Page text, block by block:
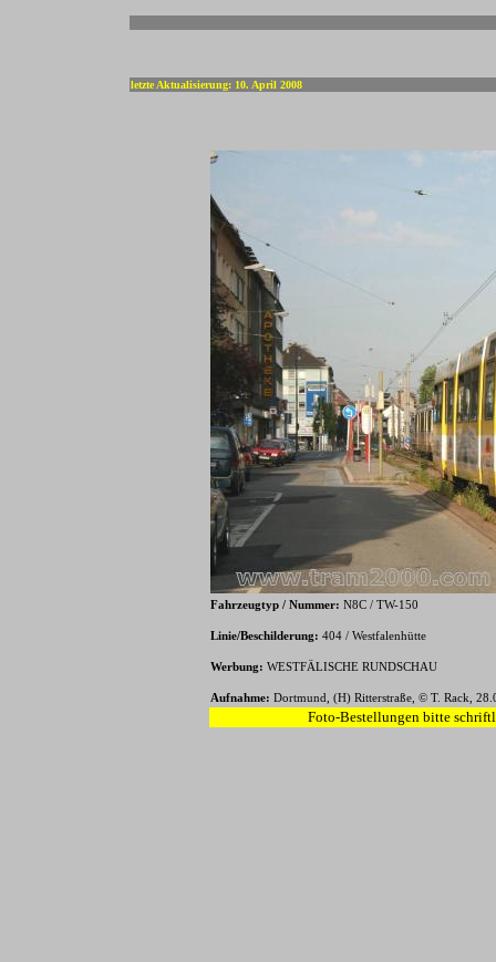
letzte Aktualisierung: 10. April 2008
Fahrzeugtyp / Nummer: N8C / TW-150
Linie/Beschilderung: 404 / Westfalenhütte
Werbung: WESTFÄLISCHE RUNDSCHAU
Aufnahme: Dortmund, (H) Ritterstraße, © T. Rack,
Foto-Bestellungen bitte